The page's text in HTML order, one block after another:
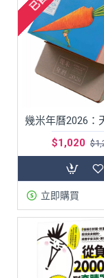
$1,020
立即購買